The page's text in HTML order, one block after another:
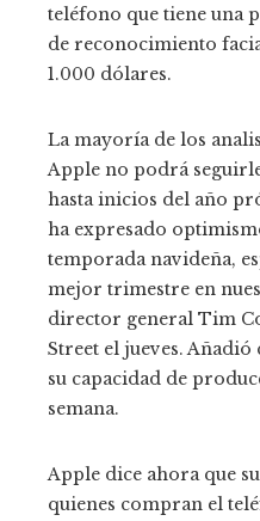
teléfono que tiene una
de reconocimiento
1.000 dólares.
La mayoría de los
Apple no podrá
hasta inicios del año
ha expresado
temporada navideña,
mejor trimestre en
director general Tim
Street el jueves.
su capacidad de
semana.
Apple dice ahora que
quienes compran el